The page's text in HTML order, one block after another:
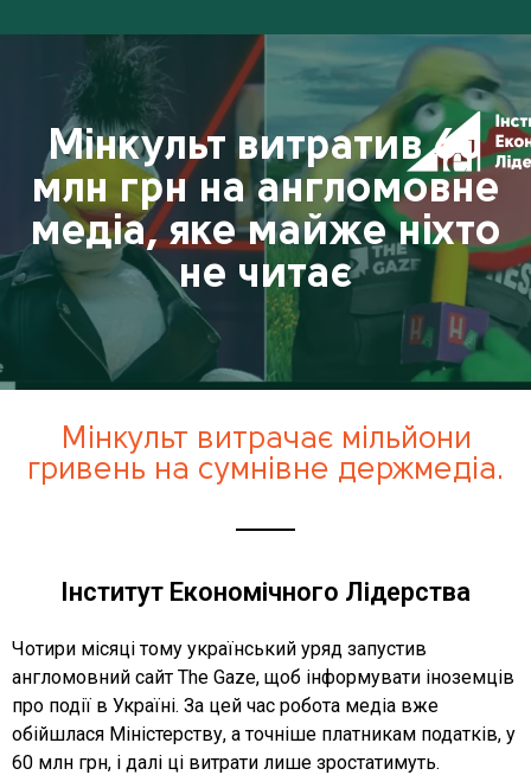
Мінкульт витратив 60
млн грн на англомовне
медіа, яке майже ніхто
не читає
Мінкульт витрачає мільйони
гривень на сумнівне держмедіа.
Інститут Економічного Лідерства
Чотири місяці тому український уряд запустив
англомовний сайт The Gaze, щоб інформувати іноземців
про події в Україні. За цей час робота медіа вже
обійшлася Міністерству, а точніше платникам податків, у
60 млн грн, і далі ці витрати лише зростатимуть.